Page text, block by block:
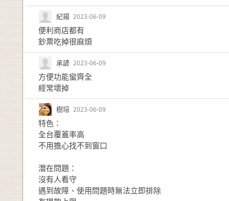
紀揚 2023-06-09
便利商店都有
鈔票吃掉很麻煩
承諺 2023-06-09
方便功能蠻齊全
經常壞掉
樹培 2023-06-09
特色：
全台覆蓋率高
不用擔心找不到窗口
潛在問題：
沒有人看守
遇到故障、使用問題時無法立即排除